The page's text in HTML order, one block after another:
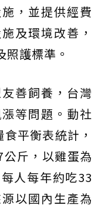
，並提供經費
及環境改善，
護標準。
善飼養，台灣
等問題。動社
平衡表統計，
斤，以雞蛋為
人每年約吃33
以國內生產為